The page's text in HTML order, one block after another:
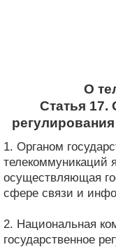
О
Статья 17.
1. Органом
телекоммуникаций
осуществляющая
сфере связи и
2. Национальная
государственное